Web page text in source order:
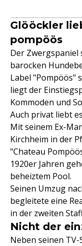
Glööckler
pompöös
Der Zwergspaniel
barocken
Label "Pompöös"
liegt der
Kommoden und
Auch privat liebt
Mit seinem Ex-
Kirchheim in der
"Chateau
1920er Jahren
beheiztem Pool.
Seinen Umzug
begleitete eine
in der zweiten
Nicht der
Neben seinen